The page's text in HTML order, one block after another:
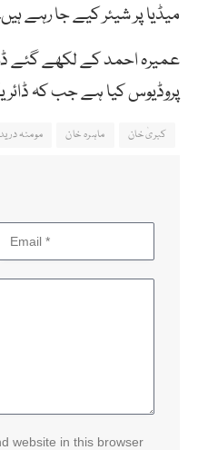
میڈیا پر شیئر کیے جا رہے
عمیرہ احمد کے لکھے گئے
پروڈیوس کیا ہے جب کہ
کبریٰ خان ماہرہ خان مومنہ درید
website in this browser